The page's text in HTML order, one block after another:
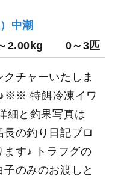
中潮
2.00kg 0～3匹
チャーいたしま
特餌冷凍イワ
細と釣果写真は
長の釣り日記ブロ
ます♪ トラフグの
のみのお渡しと